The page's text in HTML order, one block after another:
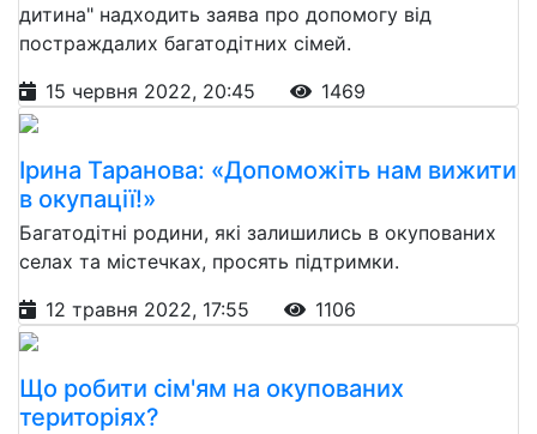
дитина" надходить заява про допомогу від
постраждалих багатодітних сімей.
15 червня 2022, 20:45
1469
Ірина Таранова: «Допоможіть нам вижити
в окупації!»
Багатодітні родини, які залишились в окупованих
селах та містечках, просять підтримки.
12 травня 2022, 17:55
1106
Що робити сім'ям на окупованих
територіях?